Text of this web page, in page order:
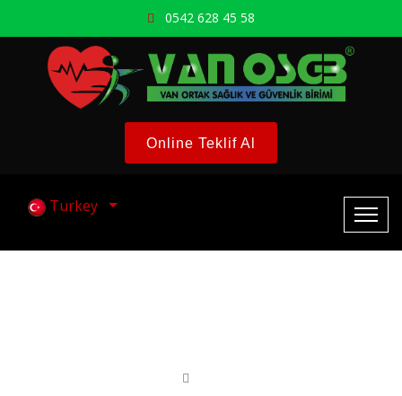
0542 628 45 58
Online Teklif Al
Turkey